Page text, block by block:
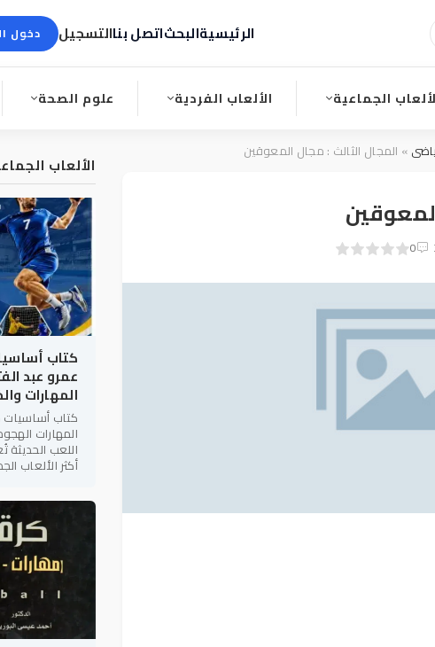
الرئيسيةالبحثاتصل بناالتسجيل دخول
الجماعية الألعاب الفردية علوم الصحة
» المجال الثالث : مجال المعوقين
0
الألعاب
عمرو عبد
المهارات
المهارات
اللعب الحديثة
أكثر الألعاب
سرعة الأداء،